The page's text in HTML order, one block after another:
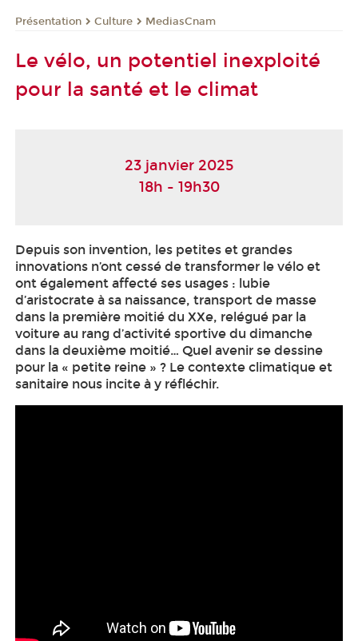
Présentation Culture MediasCnam
Le vélo, un potentiel inexploité
pour la santé et le climat
23 janvier 2025
18h - 19h30
Depuis son invention, les petites et grandes
innovations n’ont cessé de transformer le vélo et
ont également affecté ses usages : lubie
d’aristocrate à sa naissance, transport de masse
dans la première moitié du XXe, relégué par la
voiture au rang d’activité sportive du dimanche
dans la deuxième moitié… Quel avenir se dessine
pour la « petite reine » ? Le contexte climatique et
sanitaire nous incite à y réfléchir.